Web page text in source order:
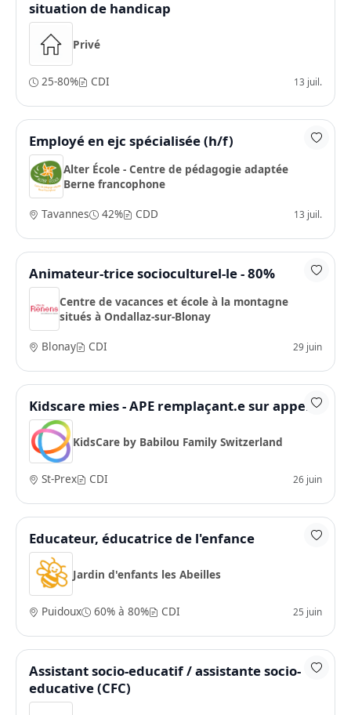
situation de handicap
Privé
25-80% CDI 13 juil.
Employé en ejc spécialisée (h/f)
Alter École - Centre de pédagogie adaptée
Berne francophone
Tavannes
42% CDD 13 juil.
Animateur-trice socioculturel-le - 80%
Centre de vacances et école à la montagne
situés à Ondallaz-sur-Blonay
Blonay
CDI 29 juin
Kidscare mies - APE remplaçant.e sur appel
KidsCare by Babilou Family Switzerland
St-Prex CDI 26 juin
Educateur, éducatrice de l'enfance
Jardin d'enfants les Abeilles
Puidoux 60% à 80% CDI 25 juin
Assistant socio-educatif / assistante socio-
educative (CFC)